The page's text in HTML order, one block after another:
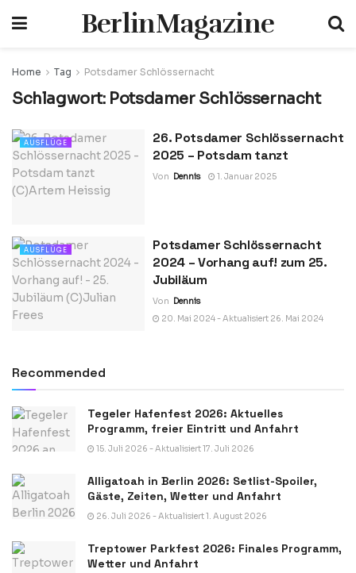
BerlinMagazine
Home Tag Potsdamer Schlössernacht
Schlagwort: Potsdamer Schlössernacht
AUSFLÜGE
26. Potsdamer Schlössernacht
2025 – Potsdam tanzt
Von Dennis 1. Januar 2025
AUSFLÜGE
Potsdamer Schlössernacht
2024 – Vorhang auf! zum 25.
Jubiläum
Von Dennis
20. Mai 2024 - Aktualisiert 26. Mai 2024
Recommended
Tegeler Hafenfest 2026: Aktuelles
Programm, freier Eintritt und Anfahrt
15. Juli 2026 - Aktualisiert 17. Juli 2026
Alligatoah in Berlin 2026: Setlist-Spoiler,
Gäste, Zeiten, Wetter und Anfahrt
26. Juli 2026 - Aktualisiert 1. August 2026
Treptower Parkfest 2026: Finales Programm,
Wetter und Anfahrt